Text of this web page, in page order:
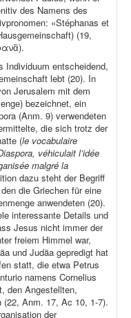
des Namens des
«Stéphanas et
(19,
Individuum entscheidend,
lebt (20). In
Jerusalem mit dem
bezeichnet, ein
(Anm. 9) verwendeten
die sich trotz der
(le vocabulaire
véhiculait l’idée
malgré la
dazu steht der Begriff
die Griechen für eine
anwendeten (20).
interessante Details und
Jesus nicht immer der
freiem Himmel war,
und Judäa gepredigt hat
statt, die etwa Petrus
namens Cornelius
den Angestellten,
(22, Anm. 17, Ac 10, 1-7).
der